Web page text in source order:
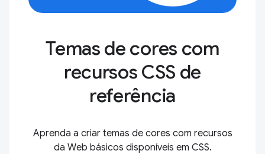
Temas de cores com
recursos CSS de
referência
Aprenda a criar temas de cores com recursos
da Web básicos disponíveis em CSS.